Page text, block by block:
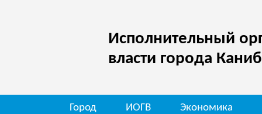
Исполнительный
власти города
Город ИОГВ Экономика